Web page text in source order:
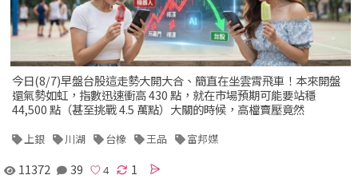
今日(8/7)早盤台股這走勢大開大合、簡直在坐雲霄飛車！本來開盤
還氣勢如虹，指數迅速衝高 430 點，就在市場預期可能要站穩
44,500 點（甚至挑戰 4.5 萬點）大關的時候，高檔賣壓竟然
上銀 川湖 台橡 王品 富邦媒
11372 39 1